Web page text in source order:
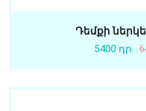
Դեմքի
5400 դր.